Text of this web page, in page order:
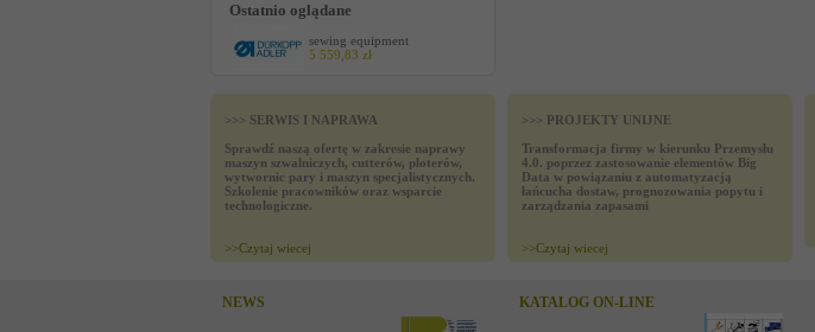
Ostatnio oglądane
sewing equipment
5 559,83 zł
>>> SERWIS I NAPRAWA
Sprawdź naszą ofertę w zakresie naprawy
maszyn szwalniczych, cutterów, ploterów,
wytwornic pary i maszyn specjalistycznych.
Szkolenie pracowników oraz wsparcie
technologiczne.
>>Czytaj wiecej
>>> PROJEKTY UNIJNE
Transformacja firmy w kierunku Przemysłu
4.0. poprzez zastosowanie elementów Big
Data w powiązaniu z automatyzacją
łańcucha dostaw, prognozowania popytu i
zarządzania zapasami
>>Czytaj wiecej
NEWS KATALOG ON-LINE